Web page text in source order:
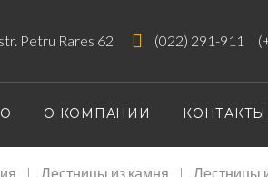
Petru Rares 62 (022) 291-911
О КОМПАНИИ КОНТАКТЫ
| Лестницы из камня | Лестницы